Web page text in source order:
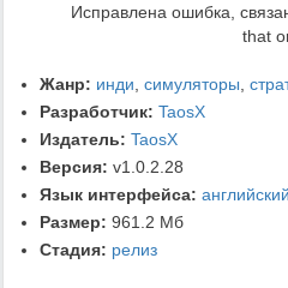
Исправлена ошибка,
that
Жанр: инди симуляторы
Разработчик: TaosX
Издатель: TaosX
Версия: v1.0.2.28
Язык интерфейса: английский
Размер: 961.2 Мб
Стадия: релиз